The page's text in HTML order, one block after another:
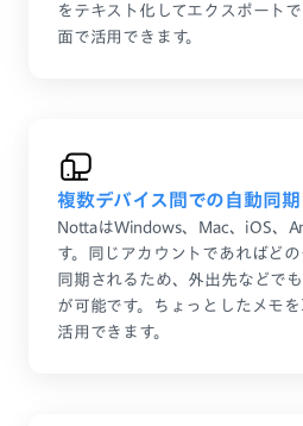
をテキスト化してエクスポート
面で活用できます。
複数デバイス間での自動同期
NottaはWindows、Mac、iOS、
す。同じアカウントであればど
同期されるため、外出先などで
が可能です。ちょっとしたメモ
活用できます。